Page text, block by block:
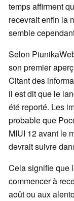
temps affirment
recevrait enfin la
semble
Selon
son premier
Citant des
il est dit que le
été reporté. Les
probable que
MIUI 12 avant le
devrait suivre
Cela signifie que
commencer à
août ou aux